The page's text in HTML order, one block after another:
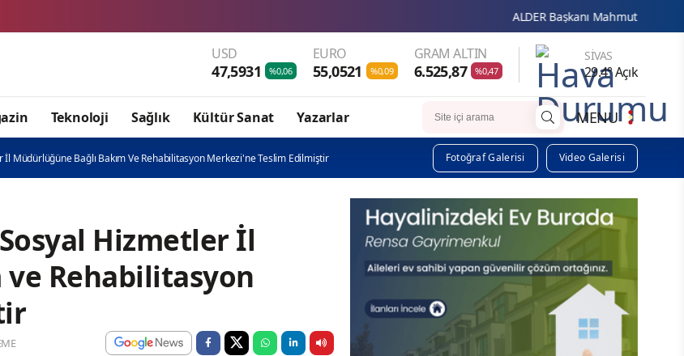
ALDER Başkanı Mahmut Güzel'den Sivas
USD
47,5931 %0,06
EURO
55,0521 %0,09
GRAM ALTIN
6.525,87 %0,47
SIVAS
29.4° Açık
Teknoloji Sağlık Kültür Sanat Yazarlar MENU
Müdürlüğüne Bağlı Bakım Ve Rehabilitasyon Merkezi'ne Teslim Edilmiştir Fotoğraf Galerisi Video Galerisi
Hizmetler İl
ve Rehabilitasyon